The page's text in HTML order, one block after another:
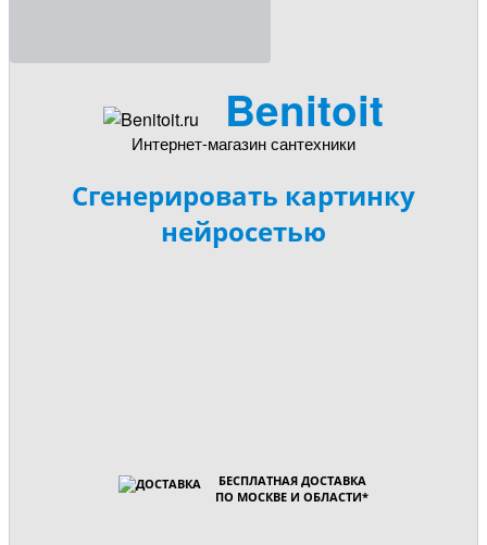
Benitoit
Интернет-магазин сантехники
Сгенерировать картинку
нейросетью
БЕСПЛАТНАЯ ДОСТАВКА
ПО МОСКВЕ И ОБЛАСТИ*